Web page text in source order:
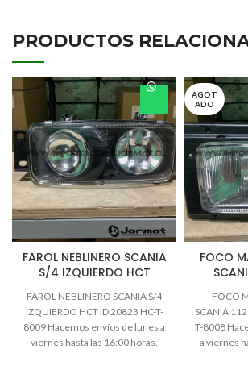
PRODUCTOS
FAROL NEBLINERO SCANIA
S/4 IZQUIERDO HCT
FAROL NEBLINERO SCANIA S/4
IZQUIERDO HCT ID 20823 HC-T-
8009 Hacemos envíos de lunes a
viernes hasta las 16:00 horas.
AGOT
ADO
FOCO
FOCO
SCANIA
T-8008
a viernes